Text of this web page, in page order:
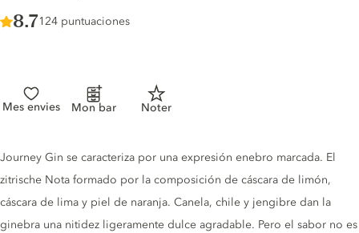
Score :
8.7/ 10
124 puntuaciones
Mes envies Mon bar Noter
Gin description
Journey Gin se caracteriza por una expresión enebro marcada. El
zitrische Nota formado por la composición de cáscara de limón,
cáscara de lima y piel de naranja. Canela, chile y jengibre dan la
ginebra una nitidez ligeramente dulce agradable. Pero el sabor no es